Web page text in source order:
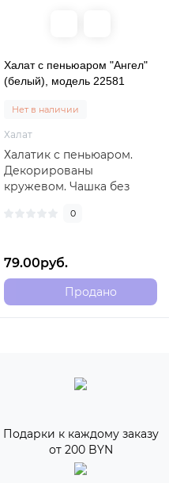
Халат с пеньюаром "Ангел"
(белый), модель 22581
Нет в наличии
Халат
Халатик с пеньюаром.
Декорированы
кружевом. Чашка без
вариант на утро
0
79.00руб.
Продано
Подарки к каждому заказу
от 200 BYN